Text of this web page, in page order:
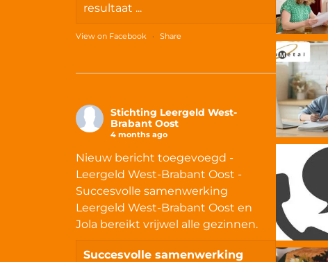
resultaat ...
View on Facebook · Share
Stichting Leergeld West-
Brabant Oost
4 months ago
Nieuw bericht toegevoegd -
Leergeld West-Brabant Oost -
Succesvolle samenwerking
Leergeld West-Brabant Oost en
Jola bereikt vrijwel alle gezinnen.
Succesvolle samenwerking